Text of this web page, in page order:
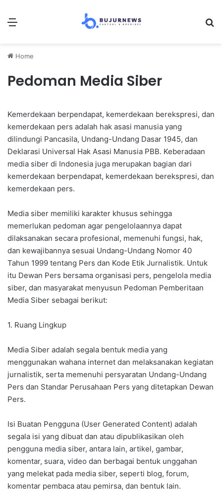
Menu
Home
Pedoman Media Siber
Kemerdekaan berpendapat, kemerdekaan berekspresi, dan
kemerdekaan pers adalah hak asasi manusia yang
dilindungi Pancasila, Undang-Undang Dasar 1945, dan
Deklarasi Universal Hak Asasi Manusia PBB. Keberadaan
media siber di Indonesia juga merupakan bagian dari
kemerdekaan berpendapat, kemerdekaan berekspresi, dan
kemerdekaan pers.
Media siber memiliki karakter khusus sehingga
memerlukan pedoman agar pengelolaannya dapat
dilaksanakan secara profesional, memenuhi fungsi, hak,
dan kewajibannya sesuai Undang-Undang Nomor 40
Tahun 1999 tentang Pers dan Kode Etik Jurnalistik. Untuk
itu Dewan Pers bersama organisasi pers, pengelola media
siber, dan masyarakat menyusun Pedoman Pemberitaan
Media Siber sebagai berikut:
1. Ruang Lingkup
Media Siber adalah segala bentuk media yang
menggunakan wahana internet dan melaksanakan kegiatan
jurnalistik, serta memenuhi persyaratan Undang-Undang
Pers dan Standar Perusahaan Pers yang ditetapkan Dewan
Pers.
Isi Buatan Pengguna (User Generated Content) adalah
segala isi yang dibuat dan atau dipublikasikan oleh
pengguna media siber, antara lain, artikel, gambar,
komentar, suara, video dan berbagai bentuk unggahan
yang melekat pada media siber, seperti blog, forum,
komentar pembaca atau pemirsa, dan bentuk lain.